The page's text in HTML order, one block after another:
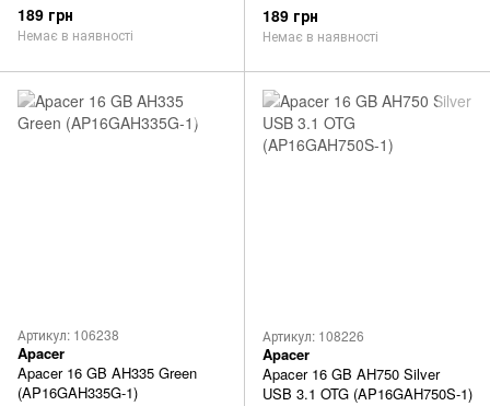
189 грн
Немає в наявності
189 грн
Немає в наявності
Артикул: 106238
Apacer
Apacer 16 GB AH335 Green
(AP16GAH335G-1)
Артикул: 108226
Apacer
Apacer 16 GB AH750 Silver
USB 3.1 OTG (AP16GAH750S-1)